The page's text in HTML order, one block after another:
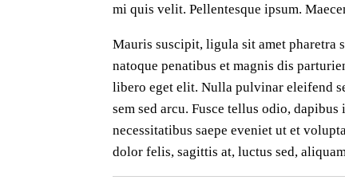
mi quis velit. Pellentesque ipsum.
Mauris suscipit, ligula sit amet pharetra
natoque penatibus et magnis dis
libero eget elit. Nulla pulvinar eleifend
sem sed arcu. Fusce tellus odio,
necessitatibus saepe eveniet ut et
dolor felis, sagittis at, luctus sed,